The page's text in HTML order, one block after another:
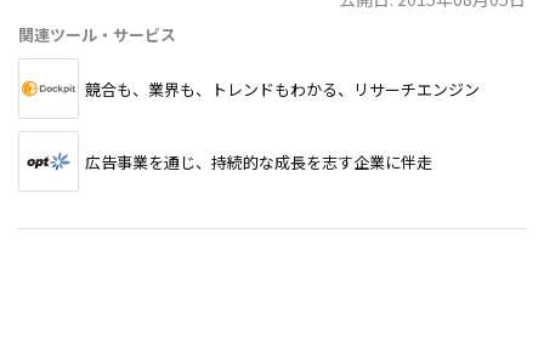
関連ツール・サービス
競合も、業界も、トレンドもわかる、リサーチエンジン
広告事業を通じ、持続的な成長を志す企業に伴走